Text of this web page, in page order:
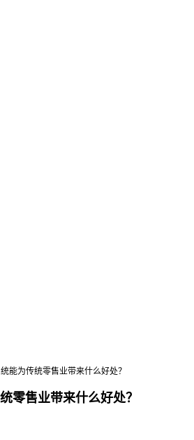
能为传统零售业带来什么好处？
零售业带来什么好处？